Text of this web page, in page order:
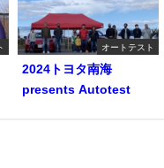
オートテスト
2024トヨタ南海
presents Autotest